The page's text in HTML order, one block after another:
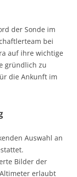
der Sonde im
bei
auf ihre wichtige
gründlich zu
die Ankunft im
Auswahl an
Bilder der
erlaubt